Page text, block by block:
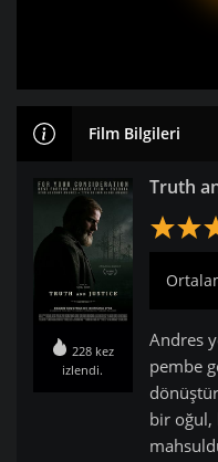
Film Bilgileri
228 kez
izlendi.
Truth
Andres
pembe
bir oğul,